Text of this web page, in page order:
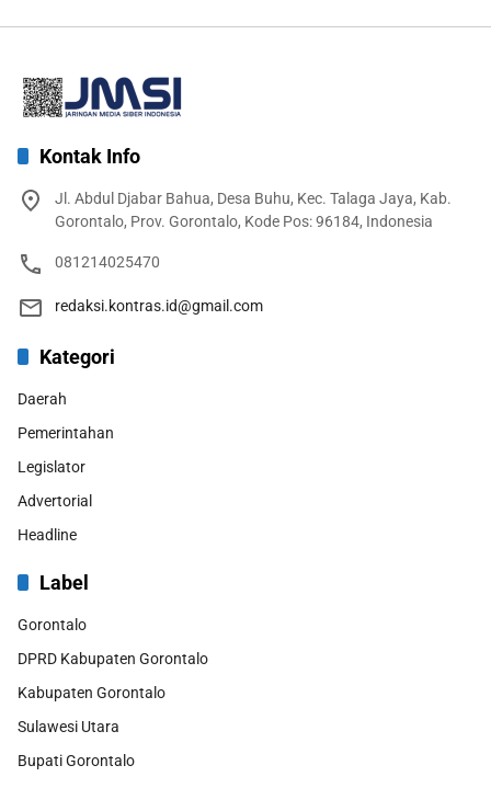
Kontak Info
Jl. Abdul Djabar Bahua, Desa Buhu, Kec. Talaga Jaya, Kab.
Gorontalo, Prov. Gorontalo, Kode Pos: 96184, Indonesia
081214025470
redaksi.kontras.id@gmail.com
Kategori
Daerah
Pemerintahan
Legislator
Advertorial
Headline
Label
Gorontalo
DPRD Kabupaten Gorontalo
Kabupaten Gorontalo
Sulawesi Utara
Bupati Gorontalo